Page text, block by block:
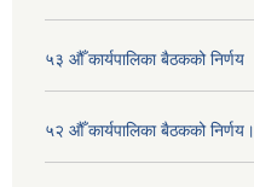
५३ औँ कार्यपालिका बैठकको निर्णय
५२ औँ कार्यपालिका बैठकको निर्णय।